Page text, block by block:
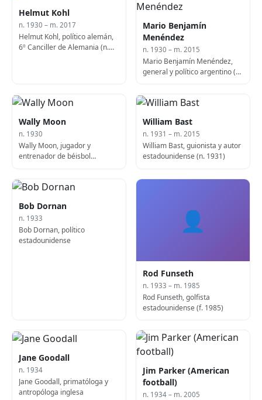
Helmut Kohl
n. 1930 – m. 2017
Helmut Kohl, político alemán,
6º Canciller de Alemania (n.
Mario Benjamín
Menéndez
n. 1930 – m. 2015
Mario Benjamín Menéndez,
general y político argentino (n.
Wally Moon
n. 1930
Wally Moon, jugador y
entrenador de béisbol
William Bast
n. 1931 – m. 2015
William Bast, guionista y autor
estadounidense (n. 1931)
Bob Dornan
n. 1933
Bob Dornan, político
estadounidense
👤
Rod Funseth
n. 1933 – m. 1985
Rod Funseth, golfista
estadounidense (f. 1985)
Jane Goodall
n. 1934
Jane Goodall, primatóloga y
antropóloga inglesa
Jim Parker (American
football)
n. 1934 – m. 2005